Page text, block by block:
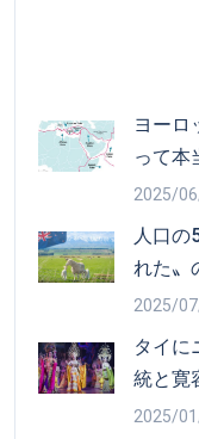
ヨーロ
って本
2025/
人口の
れた〟
2025/
タイに
統と寛
2025/